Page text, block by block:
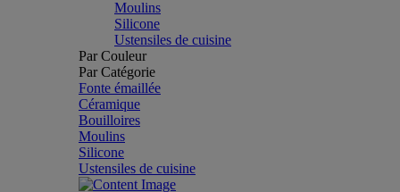
Moulins
Silicone
Ustensiles de cuisine
Par Couleur
Par Catégorie
Fonte émaillée
Céramique
Bouilloires
Moulins
Silicone
Ustensiles de cuisine